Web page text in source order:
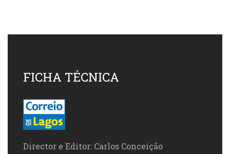
FICHA TÉCNICA
Director e Editor: Carlos Conceição